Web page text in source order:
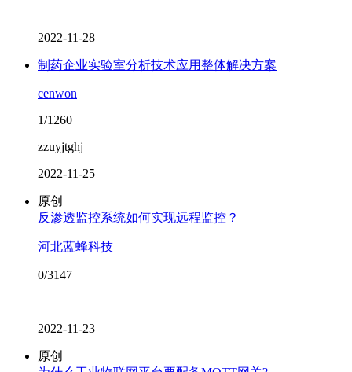
2022-11-28
制药企业实验室分析技术应用整体解决方案
cenwon
1/1260
zzuyjtghj
2022-11-25
原创
反渗透监控系统如何实现远程监控？
河北蓝蜂科技
0/3147
2022-11-23
原创